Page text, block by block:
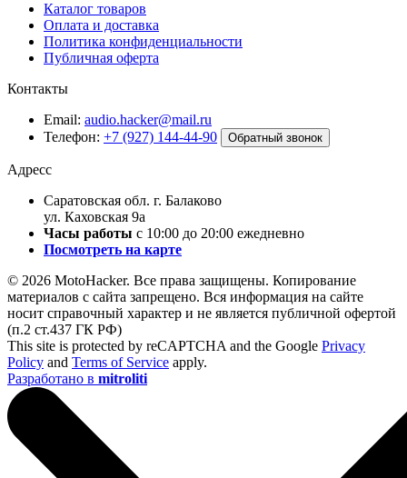
Каталог товаров
Оплата и доставка
Политика конфиденциальности
Публичная оферта
Контакты
Email: audio.hacker@mail.ru
Телефон: +7 (927) 144-44-90 Обратный звонок
Адресс
Саратовская обл. г. Балаково
ул. Каховская 9а
Часы работы с 10:00 до 20:00 ежедневно
Посмотреть на карте
© 2026 MotoHacker. Все права защищены. Копирование
материалов с сайта запрещено. Вся информация на сайте
носит справочный характер и не является публичной офертой
(п.2 ст.437 ГК РФ)
This site is protected by reCAPTCHA and the Google Privacy
Policy and Terms of Service apply.
Разработано в mitroliti